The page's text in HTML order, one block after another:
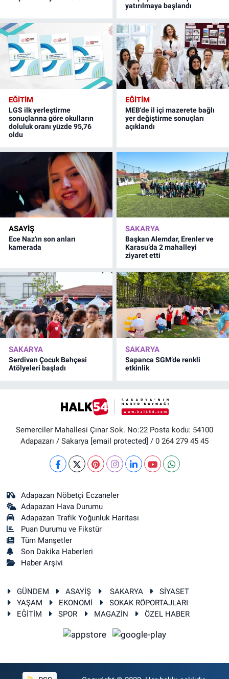
yatırılmaya başlandı
EĞİTİM
LGS ilk yerleştirme
sonuçlarına göre okulların
doluluk oranı yüzde 95,76
oldu
EĞİTİM
MEB'de il içi mazerete bağlı
yer değiştirme sonuçları
açıklandı
ASAYİŞ
Ece Naz'ın son anları
kamerada
SAKARYA
Başkan Alemdar, Erenler ve
Karasu’da 2 mahalleyi
ziyaret etti
SAKARYA
Serdivan Çocuk Bahçesi
Atölyeleri başladı
SAKARYA
Sapanca SGM’de renkli
etkinlik
Semerciler Mahallesi Çınar Sok. No:22 Posta kodu: 54100
Adapazarı / Sakarya [email protected] / 0 264 279 45 45
Adapazarı Nöbetçi Eczaneler
Adapazarı Hava Durumu
Adapazarı Trafik Yoğunluk Haritası
Puan Durumu ve Fikstür
Tüm Manşetler
Son Dakika Haberleri
Haber Arşivi
GÜNDEM ASAYİŞ SAKARYA
SİYASET
YAŞAM
EKONOMİ
SOKAK RÖPORTAJLARI
EĞİTİM
SPOR MAGAZİN ÖZEL HABER